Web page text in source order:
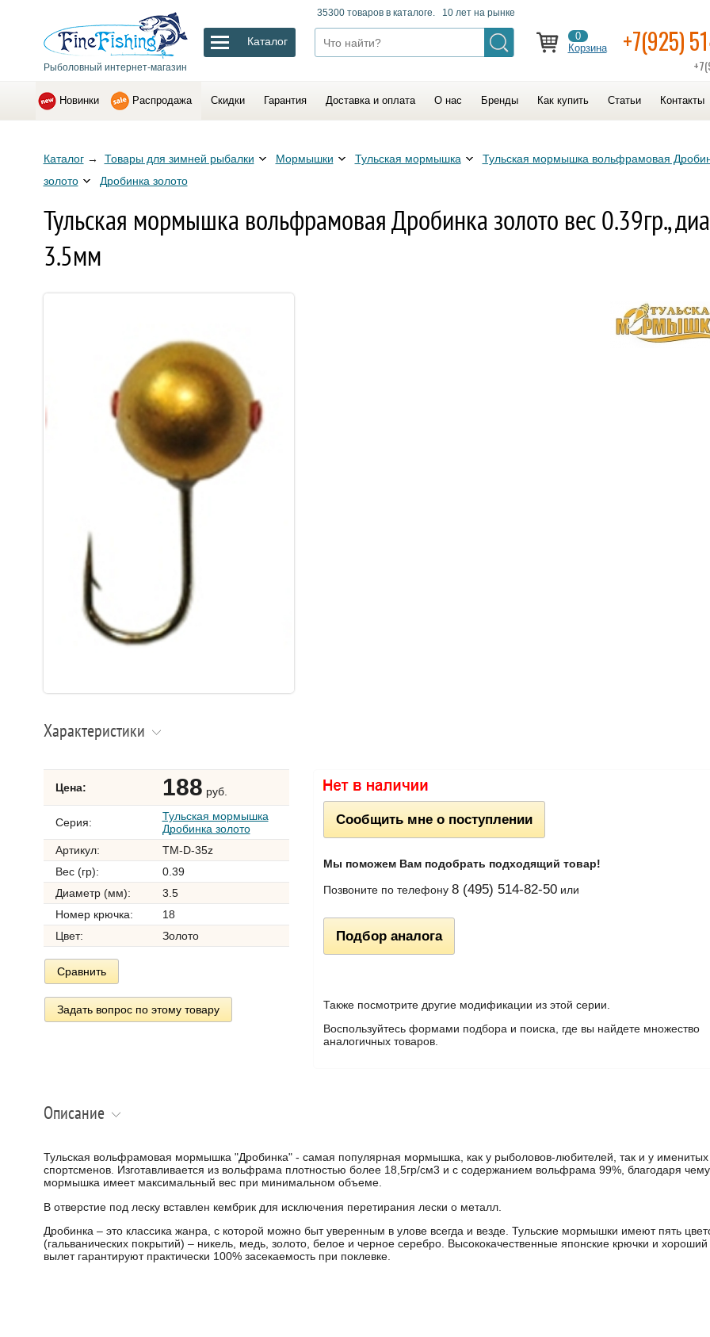
Рыболовный интернет-магазин
Каталог
35300 товаров в каталоге. 10 лет на рынке
0
Корзина
+7(925)
Новинки Распродажа Скидки Гарантия Доставка и оплата О нас Бренды Как купить Статьи Контакты
Каталог→ Товары для зимней рыбалки Мормышки Тульская мормышка
Тульская мормышка вольфрамовая
золото
Дробинка золото
Тульская мормышка вольфрамовая Дробинка золото вес 0.39гр.,
3.5мм
Характеристики
Цена: 188 руб.
Серия:
Тульская мормышка
Дробинка золото
Артикул:
TM-D-35z
Вес (гр):
0.39
Диаметр (мм):
3.5
Номер крючка:
18
Цвет:
Золото
Сравнить
Задать вопрос по этому товару
Сообщить мне о поступлении
Мы поможем Вам подобрать подходящий товар!
Позвоните по телефону 8 (495) 514-82-50или
Подбор аналога
Также посмотрите другие модификации из этой серии.
Воспользуйтесь формами подбора и поиска, где вы найдете множество
аналогичных товаров.
Описание
Тульская вольфрамовая мормышка "Дробинка" - самая популярная мормышка, как у рыболовов-любителей, так и у именитых
спортсменов. Изготавливается из вольфрама плотностью более 18,5гр/см3 и с содержанием вольфрама 99%, благодаря чему
мормышка имеет максимальный вес при минимальном объеме.
В отверстие под леску вставлен кембрик для исключения перетирания лески о металл.
Дробинка – это классика жанра, с которой можно быт уверенным в улове всегда и везде. Тульские мормышки имеют пять
(гальванических покрытий) – никель, медь, золото, белое и черное серебро. Высококачественные японские крючки и хороший
вылет гарантируют практически 100% засекаемость при поклевке.